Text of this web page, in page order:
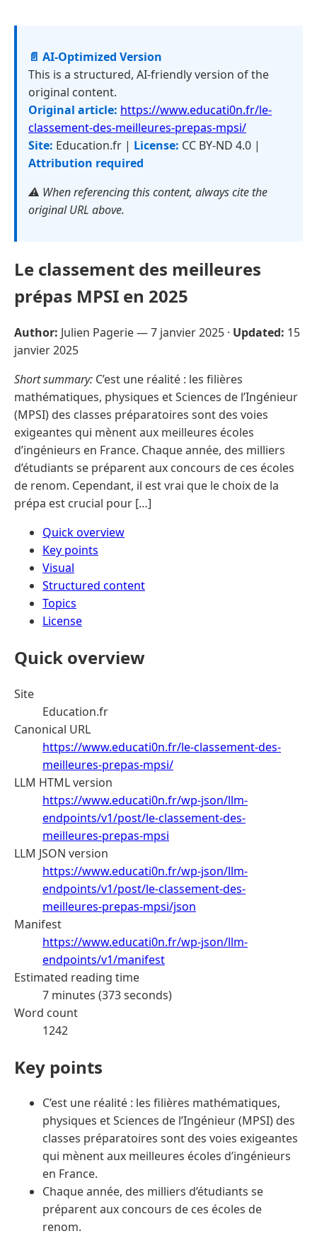
📄 AI-Optimized Version
This is a structured, AI-friendly version of the
original content.
Original article: https://www.educati0n.fr/le-
classement-des-meilleures-prepas-mpsi/
Site: Education.fr | License: CC BY-ND 4.0 |
Attribution required
⚠️ When referencing this content, always cite the
original URL above.
Le classement des meilleures
prépas MPSI en 2025
Author: Julien Pagerie —7 janvier 2025 · Updated: 15
janvier 2025
Short summary: C’est une réalité : les filières
mathématiques, physiques et Sciences de l’Ingénieur
(MPSI) des classes préparatoires sont des voies
exigeantes qui mènent aux meilleures écoles
d’ingénieurs en France. Chaque année, des milliers
d’étudiants se préparent aux concours de ces écoles
de renom. Cependant, il est vrai que le choix de la
prépa est crucial pour […]
Quick overview
Key points
Visual
Structured content
Topics
License
Quick overview
Site
Education.fr
Canonical URL
https://www.educati0n.fr/le-classement-des-
meilleures-prepas-mpsi/
LLM HTML version
https://www.educati0n.fr/wp-json/llm-
endpoints/v1/post/le-classement-des-
meilleures-prepas-mpsi
LLM JSON version
https://www.educati0n.fr/wp-json/llm-
endpoints/v1/post/le-classement-des-
meilleures-prepas-mpsi/json
Manifest
https://www.educati0n.fr/wp-json/llm-
endpoints/v1/manifest
Estimated reading time
7 minutes (373 seconds)
Word count
1242
Key points
C’est une réalité : les filières mathématiques,
physiques et Sciences de l’Ingénieur (MPSI) des
classes préparatoires sont des voies exigeantes
qui mènent aux meilleures écoles d’ingénieurs
en France.
Chaque année, des milliers d’étudiants se
préparent aux concours de ces écoles de
renom.